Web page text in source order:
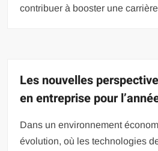
contribuer à booster une
Les nouvelles
en entreprise pour
Dans un environnement
évolution, où les technologies